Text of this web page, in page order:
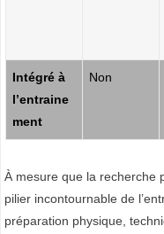
Intégré à
l’entraine
ment
Non
À mesure que la recherche
pilier incontournable de
préparation physique,